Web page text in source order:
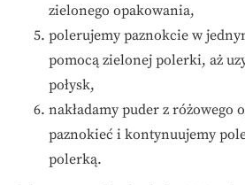
zielonego opakowania,
polerujemy paznokcie w
pomocą zielonej polerki, aż
połysk,
nakładamy puder z różowego
paznokieć i kontynuujemy
polerką.